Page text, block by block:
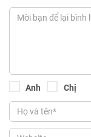
Anh Chị